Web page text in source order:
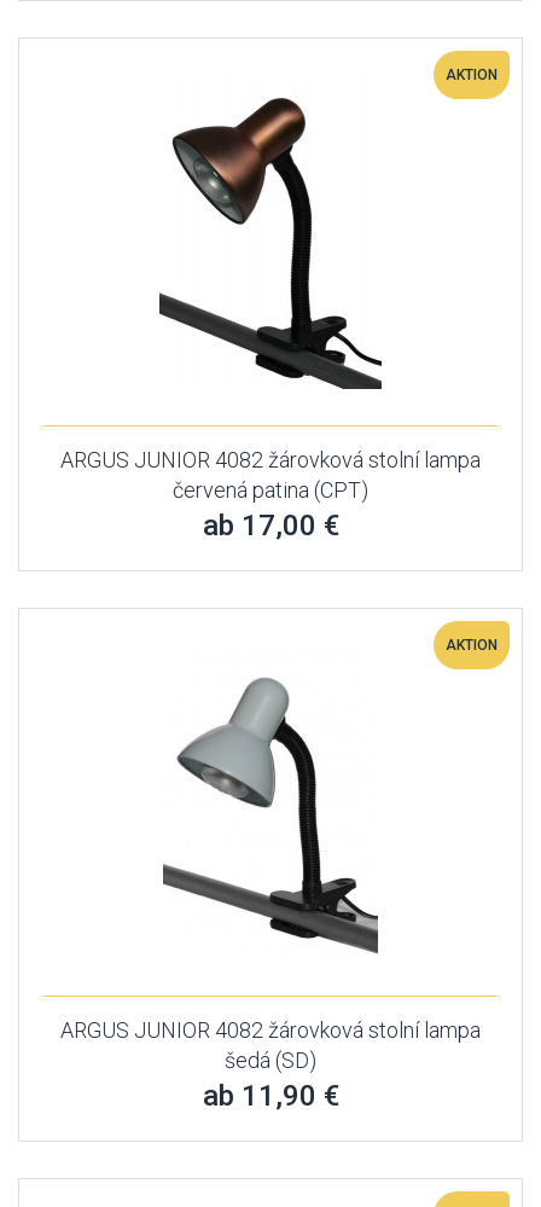
AKTION
ARGUS JUNIOR 4082 žárovková stolní lampa
červená patina (CPT)
ab 17,00 €
AKTION
ARGUS JUNIOR 4082 žárovková stolní lampa
šedá (SD)
ab 11,90 €